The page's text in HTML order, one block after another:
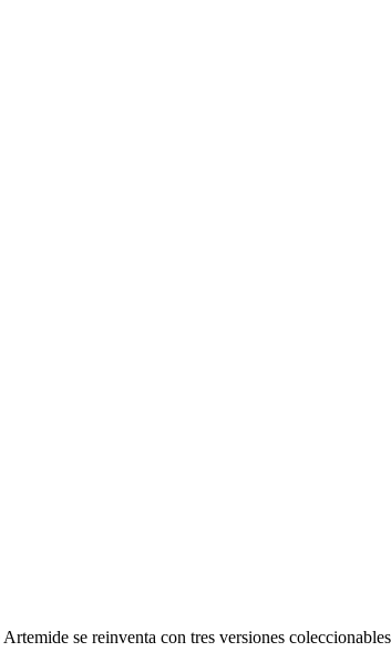
se reinventa con tres versiones